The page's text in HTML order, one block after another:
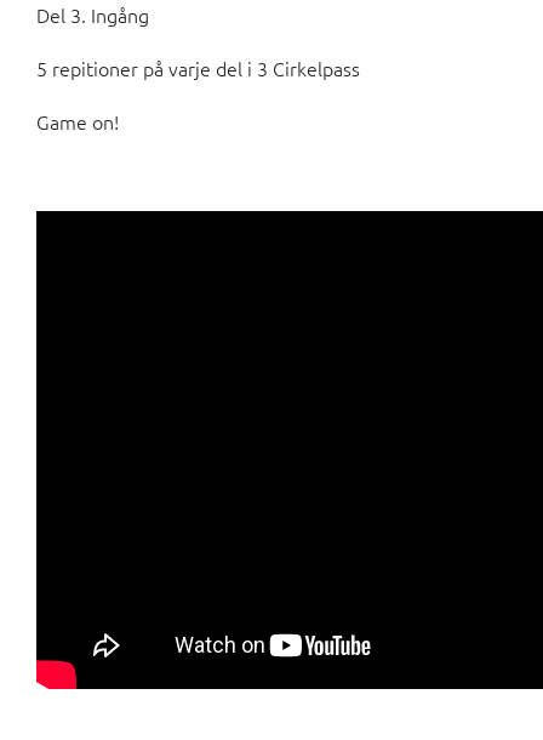
Del 3. Ingång
5 repitioner på varje del i 3 Cirkelpass
Game on!